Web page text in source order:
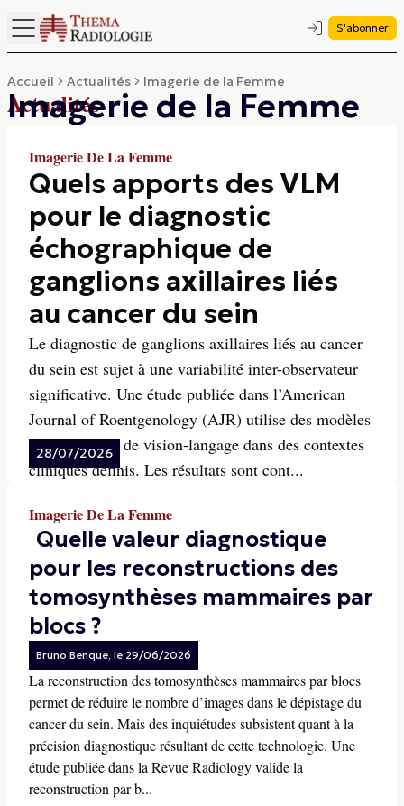
S'abonner
Accueil Actualités Imagerie de la Femme
Actualités
Imagerie de la Femme
Imagerie De La Femme
Quels apports des VLM
pour le diagnostic
échographique de
ganglions axillaires liés
au cancer du sein
Le diagnostic de ganglions axillaires liés au cancer
du sein est sujet à une variabilité inter-observateur
significative. Une étude publiée dans l’American
Journal of Roentgenology (AJR) utilise des modèles
d’algorithmes de vision-langage dans des contextes
cliniques définis. Les résultats sont cont...
28/07/2026
Imagerie De La Femme
Quelle valeur diagnostique
pour les reconstructions des
tomosynthèses mammaires par
blocs ?
Bruno Benque, le 29/06/2026
La reconstruction des tomosynthèses mammaires par blocs
permet de réduire le nombre d’images dans le dépistage du
cancer du sein. Mais des inquiétudes subsistent quant à la
précision diagnostique résultant de cette technologie. Une
étude publiée dans la Revue Radiology valide la
reconstruction par b...